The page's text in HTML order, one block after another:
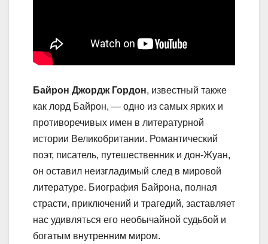
Байрон Джордж Гордон, известный также
как лорд Байрон, — одно из самых ярких и
противоречивых имен в литературной
истории Великобритании. Романтический
поэт, писатель, путешественник и дон-Жуан,
он оставил неизгладимый след в мировой
литературе. Биография Байрона, полная
страсти, приключений и трагедий, заставляет
нас удивляться его необычайной судьбой и
богатым внутренним миром.